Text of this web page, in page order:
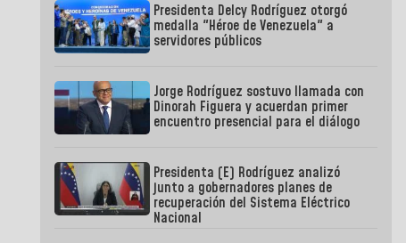
Presidenta Delcy Rodríguez otorgó
medalla "Héroe de Venezuela" a
servidores públicos
Jorge Rodríguez sostuvo llamada con
Dinorah Figuera y acuerdan primer
encuentro presencial para el diálogo
Presidenta (E) Rodríguez analizó
junto a gobernadores planes de
recuperación del Sistema Eléctrico
Nacional